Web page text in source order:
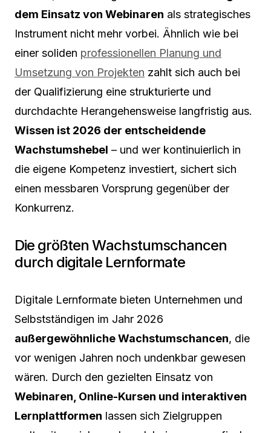
dem Einsatz von Webinaren als strategisches
Instrument nicht mehr vorbei. Ähnlich wie bei
einer soliden professionellen Planung und
Umsetzung von Projekten zahlt sich auch bei
der Qualifizierung eine strukturierte und
durchdachte Herangehensweise langfristig aus.
Wissen ist 2026 der entscheidende
Wachstumshebel – und wer kontinuierlich in
die eigene Kompetenz investiert, sichert sich
einen messbaren Vorsprung gegenüber der
Konkurrenz.
Die größten Wachstumschancen
durch digitale Lernformate
Digitale Lernformate bieten Unternehmen und
Selbstständigen im Jahr 2026
außergewöhnliche Wachstumschancen, die
vor wenigen Jahren noch undenkbar gewesen
wären. Durch den gezielten Einsatz von
Webinaren, Online-Kursen und interaktiven
Lernplattformen lassen sich Zielgruppen